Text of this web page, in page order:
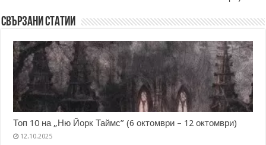
Свързани статии
Топ 10 на „Ню Йорк Таймс” (6 октомври – 12 октомври)
12.10.2025